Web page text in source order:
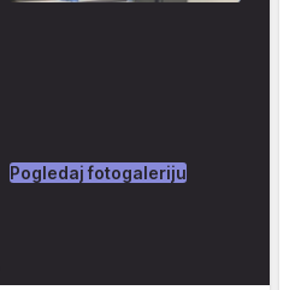
Pogledaj fotogaleriju